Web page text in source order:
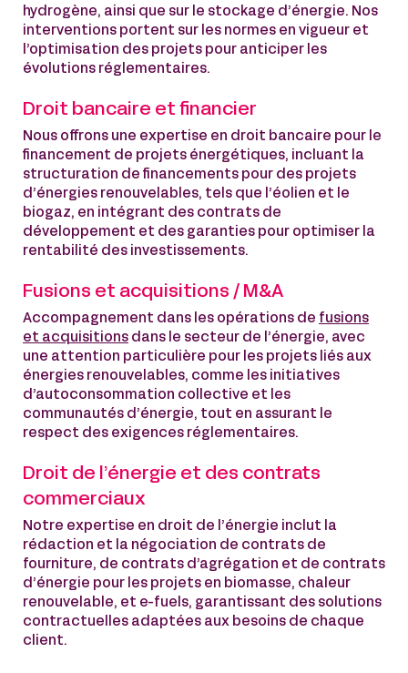
hydrogène, ainsi que sur le stockage d’énergie. Nos
interventions portent sur les normes en vigueur et
l’optimisation des projets pour anticiper les
évolutions réglementaires.
Droit bancaire et financier
Nous offrons une expertise en droit bancaire pour le
financement de projets énergétiques, incluant la
structuration de financements pour des projets
d’énergies renouvelables, tels que l’éolien et le
biogaz, en intégrant des contrats de
développement et des garanties pour optimiser la
rentabilité des investissements.
Fusions et acquisitions / M&A
Accompagnement dans les opérations de fusions
et acquisitions dans le secteur de l’énergie, avec
une attention particulière pour les projets liés aux
énergies renouvelables, comme les initiatives
d’autoconsommation collective et les
communautés d’énergie, tout en assurant le
respect des exigences réglementaires.
Droit de l’énergie et des contrats
commerciaux
Notre expertise en droit de l’énergie inclut la
rédaction et la négociation de contrats de
fourniture, de contrats d’agrégation et de contrats
d’énergie pour les projets en biomasse, chaleur
renouvelable, et e-fuels, garantissant des solutions
contractuelles adaptées aux besoins de chaque
client.